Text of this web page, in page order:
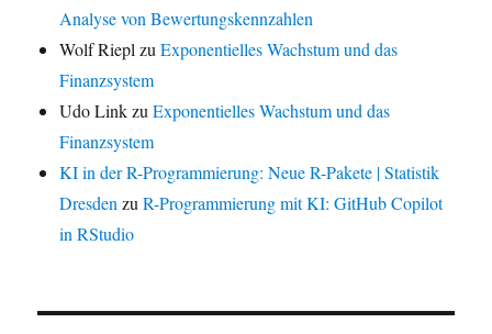
Analyse von Bewertungskennzahlen
Wolf Riepl zuExponentielles Wachstum und das
Finanzsystem
Udo LinkzuExponentielles Wachstum und das
Finanzsystem
KI in der R-Programmierung: Neue R-Pakete | Statistik
Dresden zuR-Programmierung mit KI: GitHub Copilot
in RStudio